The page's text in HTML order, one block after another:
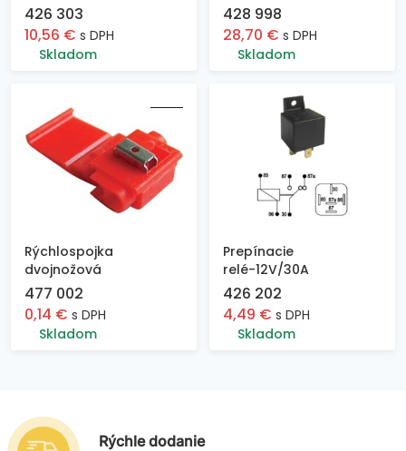
426 303
10,56 € s DPH
Skladom
428 998
28,70 € s DPH
Skladom
Rýchlospojka
dvojnožová
477 002
0,14 € s DPH
Skladom
Prepínacie
relé-12V/30A
426 202
4,49 € s DPH
Skladom
Rýchle dodanie